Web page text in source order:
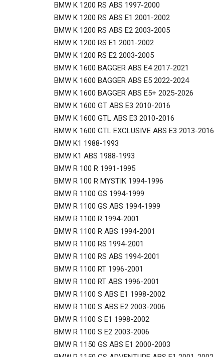
BMW K 1200 RS ABS 1997-2000
BMW K 1200 RS ABS E1 2001-2002
BMW K 1200 RS ABS E2 2003-2005
BMW K 1200 RS E1 2001-2002
BMW K 1200 RS E2 2003-2005
BMW K 1600 BAGGER ABS E4 2017-2021
BMW K 1600 BAGGER ABS E5 2022-2024
BMW K 1600 BAGGER ABS E5+ 2025-2026
BMW K 1600 GT ABS E3 2010-2016
BMW K 1600 GTL ABS E3 2010-2016
BMW K 1600 GTL EXCLUSIVE ABS E3 2013-2016
BMW K1 1988-1993
BMW K1 ABS 1988-1993
BMW R 100 R 1991-1995
BMW R 100 R MYSTIK 1994-1996
BMW R 1100 GS 1994-1999
BMW R 1100 GS ABS 1994-1999
BMW R 1100 R 1994-2001
BMW R 1100 R ABS 1994-2001
BMW R 1100 RS 1994-2001
BMW R 1100 RS ABS 1994-2001
BMW R 1100 RT 1996-2001
BMW R 1100 RT ABS 1996-2001
BMW R 1100 S ABS E1 1998-2002
BMW R 1100 S ABS E2 2003-2006
BMW R 1100 S E1 1998-2002
BMW R 1100 S E2 2003-2006
BMW R 1150 GS ABS E1 2000-2003